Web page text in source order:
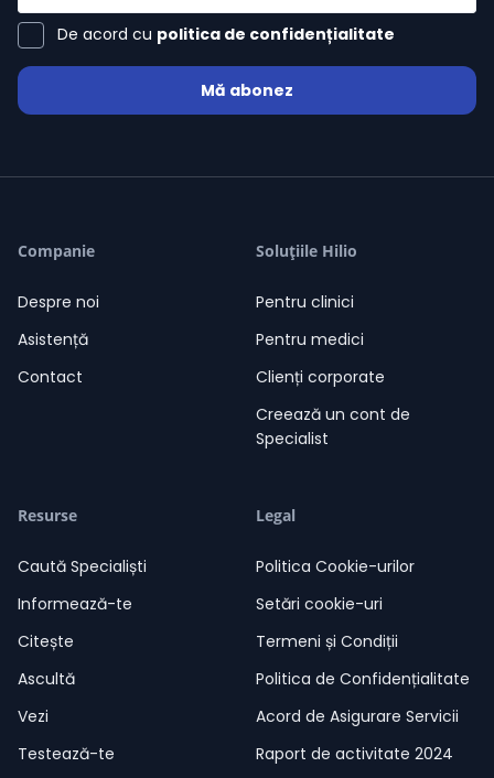
02:18
De acord cu politica de confidențialitate
Mă abonez
Companie
Despre noi
Asistență
Contact
Soluțiile Hilio
Pentru clinici
Pentru medici
Clienți corporate
Creează un cont de
Specialist
Resurse
Caută Specialiști
Informează-te
Citește
Ascultă
Vezi
Testează-te
Legal
Politica Cookie-urilor
Setări cookie-uri
Termeni și Condiții
Politica de Confidențialitate
Acord de Asigurare Servicii
Raport de activitate 2024